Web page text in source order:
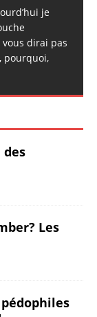
je
dirai pas
pourquoi,
Les